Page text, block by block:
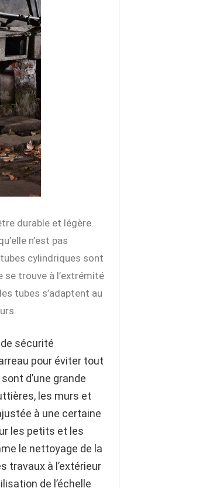
durable et légère.
n’est pas
cylindriques sont
se trouve à l’extrémité
tubes s’adaptent au
sécurité
pour éviter tout
d’une grande
les murs et
à une certaine
les petits et les
le nettoyage de la
travaux à l’extérieur
de l’échelle